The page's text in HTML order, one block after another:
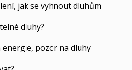
jak se vyhnout dluhům
dluhy?
energie, pozor na dluhy